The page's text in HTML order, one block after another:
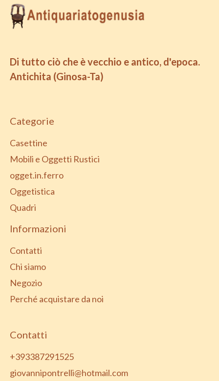
Di tutto ciò che è vecchio e antico, d'epoca.
Antichita (Ginosa-Ta)
Categorie
Casettine
Mobili e Oggetti Rustici
ogget.in.ferro
Oggetistica
Quadri
Informazioni
Contatti
Chi siamo
Negozio
Perché acquistare da noi
Contatti
+393387291525
giovannipontrelli@hotmail.com